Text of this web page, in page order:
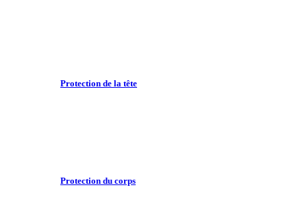
Protection de la tête
Protection du corps